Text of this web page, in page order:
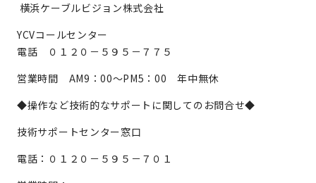
横浜ケーブルビジョン株式会社
YCVコールセンター
電話 ０１２０－５９５－７７５
営業時間 AM9：00～PM5：00 年中無休
◆操作など技術的なサポートに関してのお問合せ◆
技術サポートセンター窓口
電話：０１２０－５９５－７０１